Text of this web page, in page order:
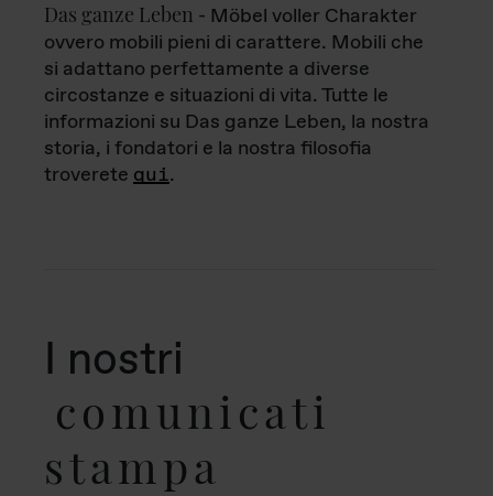
Das ganze Leben - Möbel voller Charakter
ovvero mobili pieni di carattere. Mobili che
si adattano perfettamente a diverse
circostanze e situazioni di vita. Tutte le
informazioni su Das ganze Leben, la nostra
storia, i fondatori e la nostra filosofia
troverete qui.
I nostri
comunicati
stampa